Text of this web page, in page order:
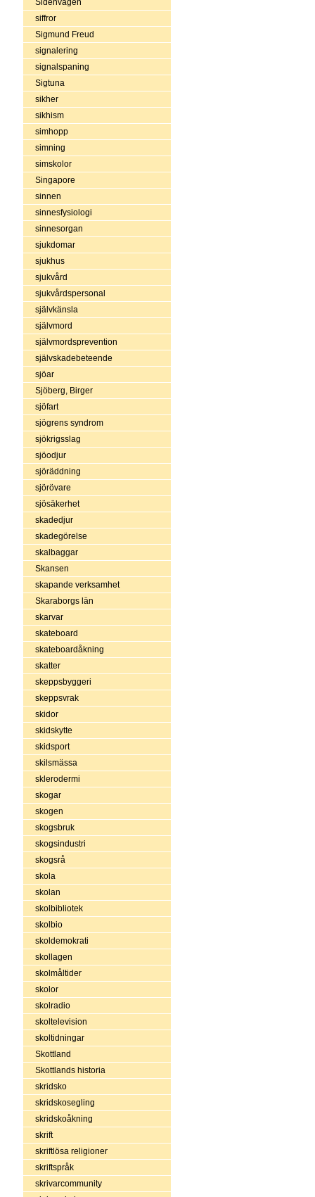
Sidenvägen
siffror
Sigmund Freud
signalering
signalspaning
Sigtuna
sikher
sikhism
simhopp
simning
simskolor
Singapore
sinnen
sinnesfysiologi
sinnesorgan
sjukdomar
sjukhus
sjukvård
sjukvårdspersonal
självkänsla
självmord
självmordsprevention
självskadebeteende
sjöar
Sjöberg, Birger
sjöfart
sjögrens syndrom
sjökrigsslag
sjöodjur
sjöräddning
sjörövare
sjösäkerhet
skadedjur
skadegörelse
skalbaggar
Skansen
skapande verksamhet
Skaraborgs län
skarvar
skateboard
skateboardåkning
skatter
skeppsbyggeri
skeppsvrak
skidor
skidskytte
skidsport
skilsmässa
sklerodermi
skogar
skogen
skogsbruk
skogsindustri
skogsrå
skola
skolan
skolbibliotek
skolbio
skoldemokrati
skollagen
skolmåltider
skolor
skolradio
skoltelevision
skoltidningar
Skottland
Skottlands historia
skridsko
skridskosegling
skridskoåkning
skrift
skriftlösa religioner
skriftspråk
skrivarcommunity